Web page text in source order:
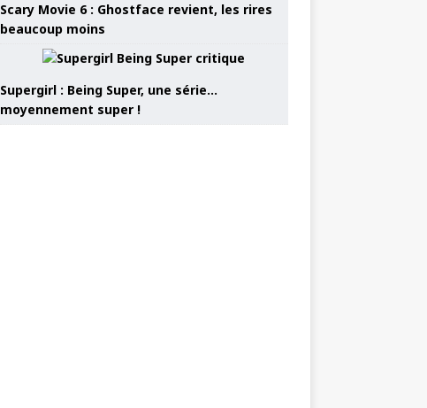
Scary Movie 6 : Ghostface revient, les rires
beaucoup moins
Supergirl : Being Super, une série…
moyennement super !